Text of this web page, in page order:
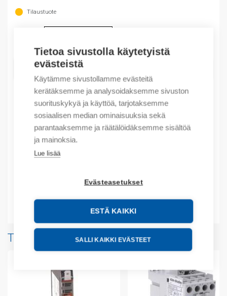
Tietoa sivustolla käytetyistä
evästeistä
Käytämme sivustollamme evästeitä
kerätäksemme ja analysoidaksemme sivuston
suorituskykyä ja käyttöä, tarjotaksemme
sosiaalisen median ominaisuuksia sekä
parantaaksemme ja räätälöidäksemme sisältöä
ja mainoksia.
Lue lisää
Evästeasetukset
ESTÄ KAIKKI
SALLI KAIKKI EVÄSTEET
Tilaustuote
LISÄÄ OSTOSKORIIN
Tuotekoodit
Tilauskoodi: 2080IF4
Valmistajan tuotenumero: 2080-IF4
Lisätiedot
Tuotteita samalta valmistajalta